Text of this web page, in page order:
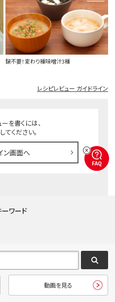
鍋不要！変わり種味噌汁3種
レシピレビュー ガイドライン
を書くには、
てください。
ン画面へ
ワード
動画を見る
FAQ